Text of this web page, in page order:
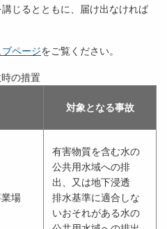
じるとともに、届け出なければ
ページをご覧ください。
対象となる事故
の措置
場
有害物質を含む水の
公共用水域への排
出、又は地下浸透
排水基準に適合しな
いおそれがある水の